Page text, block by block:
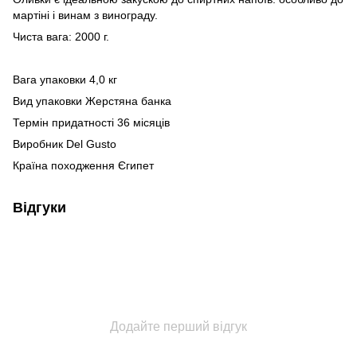
мартіні і винам з винограду.
Чиста вага: 2000 г.
Вага упаковки 4,0 кг
Вид упаковки Жерстяна банка
Термін придатності 36 місяців
Виробник Del Gusto
Країна походження Єгипет
Відгуки
Додайте перший відгук